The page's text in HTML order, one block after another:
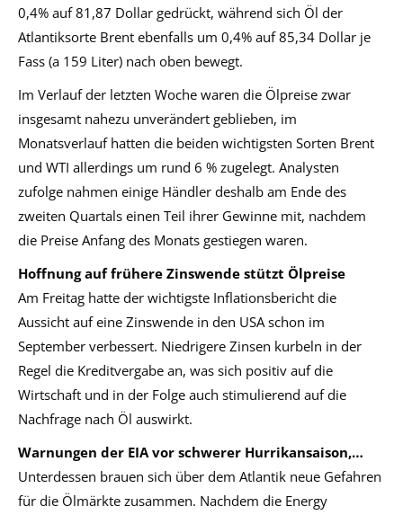
0,4% auf 81,87 Dollar gedrückt, während sich Öl der
Atlantiksorte Brent ebenfalls um 0,4% auf 85,34 Dollar je
Fass (a 159 Liter) nach oben bewegt.
Im Verlauf der letzten Woche waren die Ölpreise zwar
insgesamt nahezu unverändert geblieben, im
Monatsverlauf hatten die beiden wichtigsten Sorten Brent
und WTI allerdings um rund 6 % zugelegt. Analysten
zufolge nahmen einige Händler deshalb am Ende des
zweiten Quartals einen Teil ihrer Gewinne mit, nachdem
die Preise Anfang des Monats gestiegen waren.
Hoffnung auf frühere Zinswende stützt Ölpreise
Am Freitag hatte der wichtigste Inflationsbericht die
Aussicht auf eine Zinswende in den USA schon im
September verbessert. Niedrigere Zinsen kurbeln in der
Regel die Kreditvergabe an, was sich positiv auf die
Wirtschaft und in der Folge auch stimulierend auf die
Nachfrage nach Öl auswirkt.
Warnungen der EIA vor schwerer Hurrikansaison,…
Unterdessen brauen sich über dem Atlantik neue Gefahren
für die Ölmärkte zusammen. Nachdem die Energy